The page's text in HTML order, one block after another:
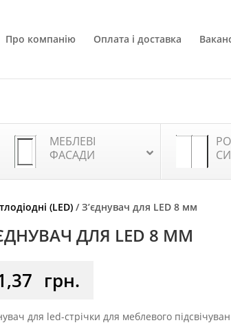
Про компанію Оплата і доставка
МЕБЛЕВІ
ФАСАДИ
(LED) / З’єднувач для LED 8 мм
ДЛЯ LED 8 ММ
грн.
для led-стрічки для меблевого